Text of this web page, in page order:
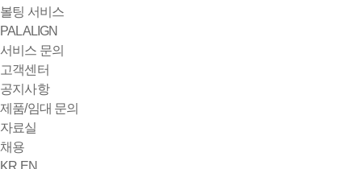
볼팅 서비스
PALALIGN
서비스 문의
고객센터
공지사항
제품/임대 문의
자료실
채용
KR EN